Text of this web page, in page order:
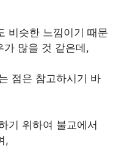
비슷한 느낌이기 때문
많을 것 같은데,
점은 참고하시기 바
기 위하여 불교에서
,